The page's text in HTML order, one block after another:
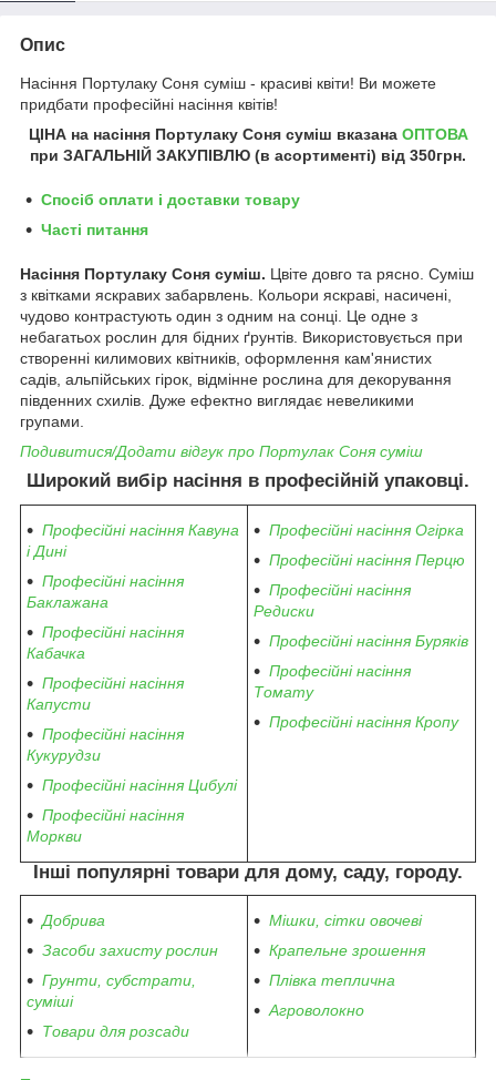
Опис
Насіння Портулаку Соня суміш - красиві квіти! Ви можете
придбати професійні насіння квітів!
ЦІНА на насіння Портулаку Соня суміш вказана ОПТОВА
при ЗАГАЛЬНІЙ ЗАКУПІВЛЮ (в асортименті) від 350грн.
Спосіб оплати і доставки товару
Часті питання
Насіння Портулаку Соня суміш. Цвіте довго та рясно. Суміш
з квітками яскравих забарвлень. Кольори яскраві, насичені,
чудово контрастують один з одним на сонці. Це одне з
небагатьох рослин для бідних ґрунтів. Використовується при
створенні килимових квітників, оформлення кам'янистих
садів, альпійських гірок, відмінне рослина для декорування
південних схилів. Дуже ефектно виглядає невеликими
групами.
Подивитися/Додати відгук про Портулак Соня суміш
Широкий вибір насіння в професійній упаковці.
Професійні насіння Кавуна
і Дині
Професійні насіння
Баклажана
Професійні насіння
Кабачка
Професійні насіння
Капусти
Професійні насіння
Кукурудзи
Професійні насіння Цибулі
Професійні насіння
Моркви
Професійні насіння Огірка
Професійні насіння Перцю
Професійні насіння
Редиски
Професійні насіння Буряків
Професійні насіння
Томату
Професійні насіння Кропу
Інші популярні товари для дому, саду, городу.
Добрива
Засоби захисту рослин
Грунти, субстрати,
суміші
Товари для розсади
Мішки, сітки овочеві
Крапельне зрошення
Плівка теплична
Агроволокно